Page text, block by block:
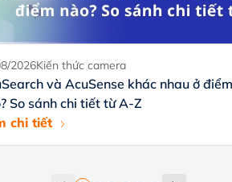
2026Kiến thức camera
và AcuSense khác nhau ở điểm
So sánh chi tiết từ A-Z
chi tiết